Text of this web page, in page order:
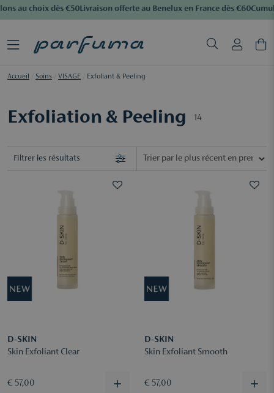
au choix dès €50Livraison offerte au Benelux en France dès €60
Accueil Soins VISAGE Exfoliant & Peeling
Exfoliation & Peeling 14
Filtrer les résultats
D-SKIN
Skin Exfoliant Clear
€ 57,00
D-SKIN
Skin Exfoliant Smooth
€ 57,00